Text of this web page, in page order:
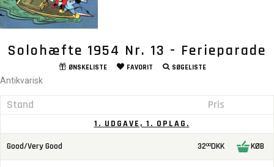
Solohæfte 1954 Nr. 13 - Ferieparade
ØNSKELISTE FAVORIT SØGELISTE
Antikvarisk
Stand Pris
1. UDGAVE, 1. OPLAG.
Good/Very Good 3200DKK KØB